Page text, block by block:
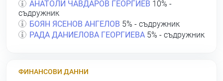
АНАТОЛИ ЧАВДАРОВ ГЕОРГИЕВ 10% -
съдружник
БОЯН ЯСЕНОВ АНГЕЛОВ 5% - съдружник
РАДА ДАНИЕЛОВА ГЕОРГИЕВА 5% - съдружник
ФИНАНСОВИ ДАННИ